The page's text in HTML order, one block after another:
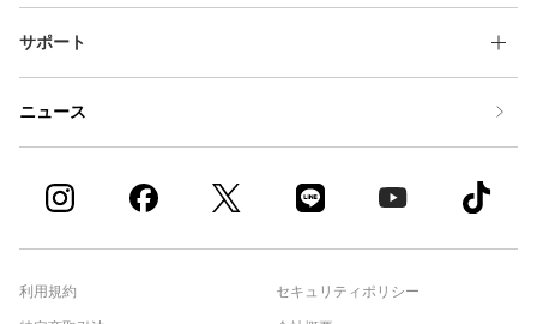
サポート
ニュース
利用規約
セキュリティポリシー